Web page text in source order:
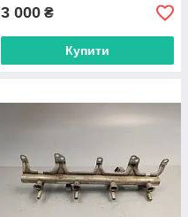
3 000 ₴
Купити